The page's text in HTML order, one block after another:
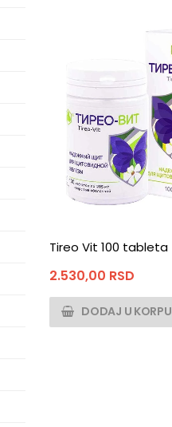
Tireo Vit 100 tableta
2.530,00 RSD
DODAJ U KORPU